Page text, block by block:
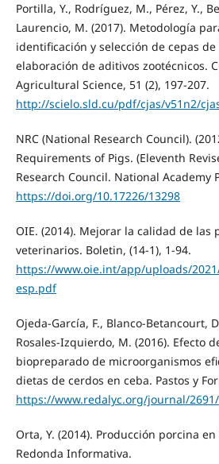
Portilla, Y., Rodríguez, M., Pérez, Y.,
Laurencio, M. (2017). Metodología
identificación y selección de cepas
elaboración de aditivos zootécnicos.
Agricultural Science, 51 (2), 197-207.
http://scielo.sld.cu/pdf/cjas/v51n2/
NRC (National Research Council).
Requirements of Pigs. (Eleventh
Research Council. National Academy
https://doi.org/10.17226/13298
OIE. (2014). Mejorar la calidad de las
veterinarios. Boletin, (14-1), 1-94.
https://www.oie.int/app/uploads/
esp.pdf
Ojeda-García, F., Blanco-Betancourt,
Rosales-Izquierdo, M. (2016). Efecto
biopreparado de microorganismos
dietas de cerdos en ceba. Pastos y
https://www.redalyc.org/journal/
Orta, Y. (2014). Producción porcina en
Redonda Informativa.